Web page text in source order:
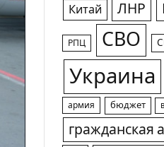
Китай ЛНР
РПЦ СВО
Украина
армия бюджет
гражданская